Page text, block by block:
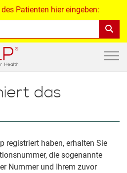
Patienten hier eingeben:
das
registriert haben, erhalten Sie
die sogenannte
Nummer und Ihrem zuvor